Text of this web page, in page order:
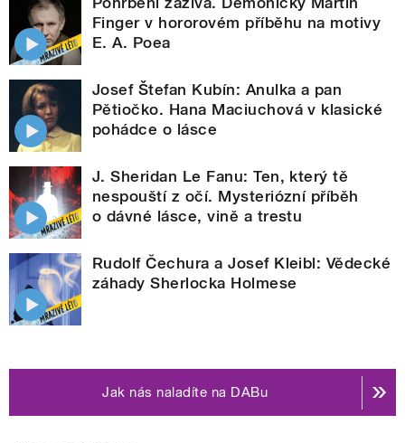
Finger v hororovém příběhu na motivy
E. A. Poea
Josef Štefan Kubín: Anulka a pan
Pětiočko. Hana Maciuchová v klasické
pohádce o lásce
J. Sheridan Le Fanu: Ten, který tě
nespouští z očí. Mysteriózní příběh
o dávné lásce, vině a trestu
Rudolf Čechura a Josef Kleibl: Vědecké
záhady Sherlocka Holmese
Jak nás naladíte na DABu